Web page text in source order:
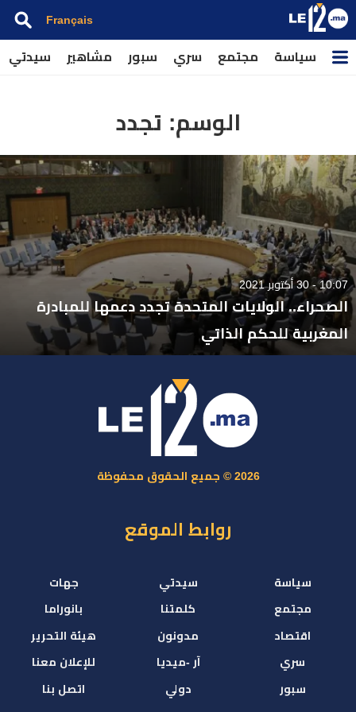
Français
سياسة مجتمع سري سبور مشاهير سيدتي
الوسم: تجدد
10:07 - 30 أكتوبر 2021
الصحراء.. الولايات المتحدة تجدد دعمها للمبادرة
المغربية للحكم الذاتي
2026 © جميع الحقوق محفوظة
روابط الموقع
سياسة
مجتمع
اقتصاد
سري
سبور
سيدتي
كلمتنا
مدونون
آر -ميديا
دولي
جهات
بانوراما
هيئة التحرير
للإعلان معنا
اتصل بنا